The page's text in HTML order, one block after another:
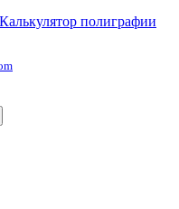
Калькулятор полиграфии